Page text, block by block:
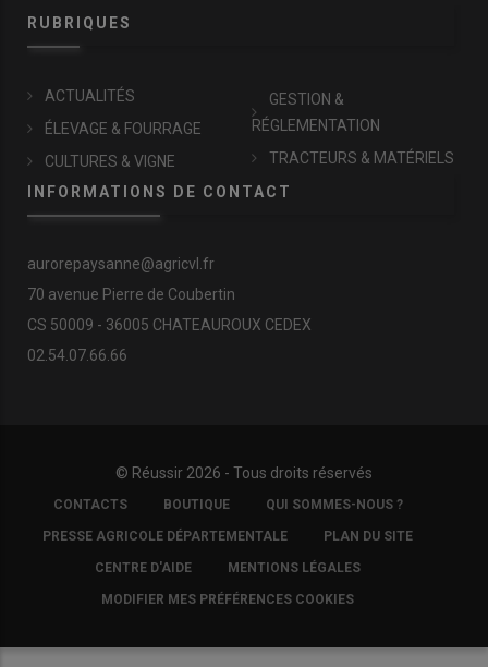
RUBRIQUES
ACTUALITÉS
ÉLEVAGE & FOURRAGE
CULTURES & VIGNE
GESTION &
RÉGLEMENTATION
TRACTEURS & MATÉRIELS
INFORMATIONS DE CONTACT
aurorepaysanne@agricvl.fr
70 avenue Pierre de Coubertin
CS 50009 - 36005 CHATEAUROUX CEDEX
02.54.07.66.66
© Réussir 2026 - Tous droits réservés
FOOTER
COPYRIGHT
CONTACTS BOUTIQUE QUI SOMMES-NOUS ?
PRESSE AGRICOLE DÉPARTEMENTALE PLAN DU SITE
CENTRE D'AIDE MENTIONS LÉGALES
MODIFIER MES PRÉFÉRENCES COOKIES